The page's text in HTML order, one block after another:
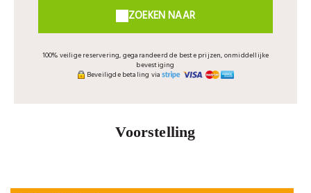
ZOEKEN NAAR
100% veilige reservering, gegarandeerd de beste prijzen, onmiddellijke
bevestiging
Beveiligde betaling via
Voorstelling